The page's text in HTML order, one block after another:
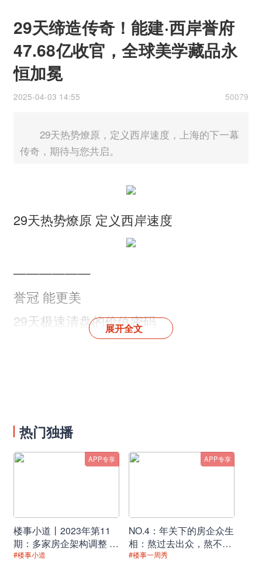
29天缔造传奇！能建·西岸誉府
47.68亿收官，全球美学藏品永
恒加冕
2025-04-03 14:55 50079
29天热势燎原，定义西岸速度，上海的下一幕
传奇，期待与您共启。
29天热势燎原 定义西岸速度
——————
誉冠 能更美
29天极速清盘的价值密码
能建·西岸誉府共接待1900+组诚意客户到
访，累计认筹849组，认筹率272%，最终
312席珍稀资产尽归远见者。
29天极速清
上海能建西岸誉府开盘
展开全文
热门独播
APP专享
楼事小道丨2023年第11
期：多家房企架构调整 人
事变动频繁
#楼事小道
APP专享
NO.4：年关下的房企众生
相：熬过去出众，熬不过
去“出局”！
#楼事一周秀